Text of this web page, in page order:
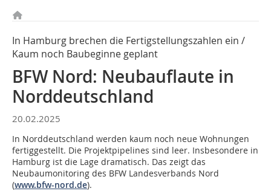
In Hamburg brechen die Fertigstellungszahlen ein /
Kaum noch Baubeginne geplant
BFW Nord: Neubauflaute in
Norddeutschland
20.02.2025
In Norddeutschland werden kaum noch neue Wohnungen
fertiggestellt. Die Projektpipelines sind leer. Insbesondere in
Hamburg ist die Lage dramatisch. Das zeigt das
Neubaumonitoring des BFW Landesverbands Nord
(www.bfw-nord.de).